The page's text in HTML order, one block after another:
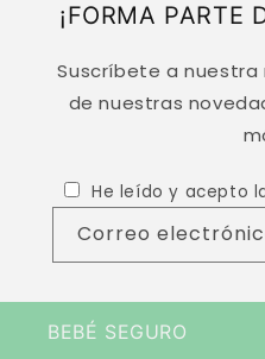
¡FORMA PARTE
Suscríbete a
de nuestras
He leído y acepto
Correo
BEBÉ SEGURO